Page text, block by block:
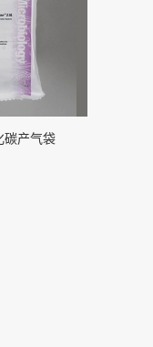
碳产气袋